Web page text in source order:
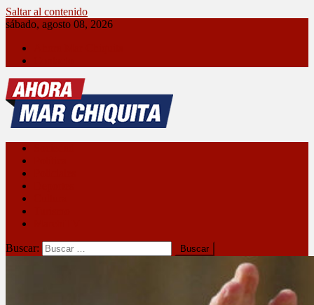
Saltar al contenido
sábado, agosto 08, 2026
Ahora Mar Chiquita
Buscar: